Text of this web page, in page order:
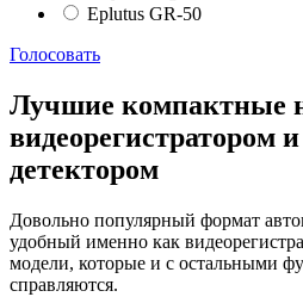
Eplutus GR-50
Голосовать
Лучшие компактные
видеорегистратором
детектором
Довольно популярный формат
удобный именно как
модели, которые и с остальными
справляются.